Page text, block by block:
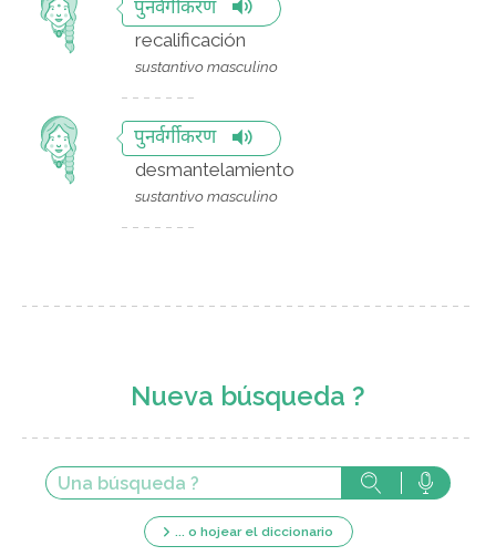
पुनर्वर्गीकरण
recalificación
sustantivo masculino
पुनर्वर्गीकरण
desmantelamiento
sustantivo masculino
Nueva búsqueda ?
... o hojear el diccionario